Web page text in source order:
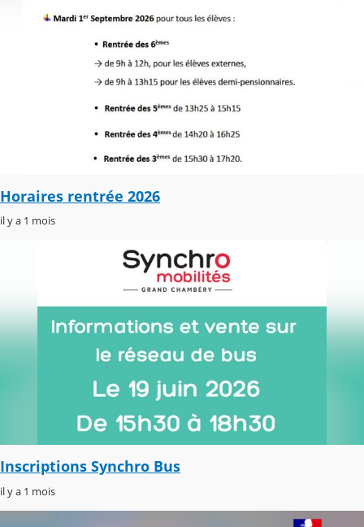
Horaires rentrée 2026
il y a 1 mois
Inscriptions Synchro Bus
il y a 1 mois